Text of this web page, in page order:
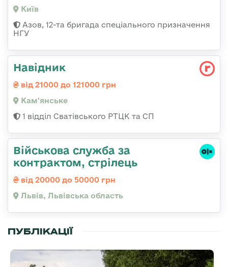
Київ
Азов, 12-та бригада спеціального призначення
НГУ
Навідник
від 21000 до 121000 грн
Кам'янське
1 відділ Сватівського РТЦК та СП
Військова служба за
контрактом, стрілець
від 20000 до 50000 грн
Львів, Львівська область
ПУБЛІКАЦІЇ